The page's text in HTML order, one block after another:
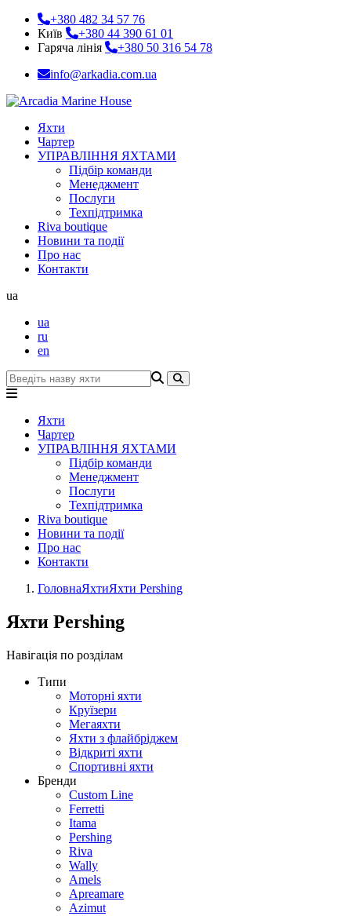
+380 482 34 57 76
Київ
+380 44 390 61 01
Гаряча лінія
+380 50 316 54 78
info@arkadia.com.ua
Яхти
Чартер
УПРАВЛІННЯ ЯХТАМИ
Підбір команди
Менеджмент
Послуги
Техпідтримка
Riva boutique
Новини та події
Про нас
Контакти
ua
ua
ru
en
Яхти
Чартер
УПРАВЛІННЯ ЯХТАМИ
Підбір команди
Менеджмент
Послуги
Техпідтримка
Riva boutique
Новини та події
Про нас
Контакти
ГоловнаЯхтиЯхти Pershing
Яхти Pershing
Навігація по розділам
Типи
Моторні яхти
Круїзери
Мегаяхти
Яхти з флайбріджем
Відкриті яхти
Спортивні яхти
Бренди
Custom Line
Ferretti
Itama
Pershing
Riva
Wally
Amels
Apreamare
Azimut